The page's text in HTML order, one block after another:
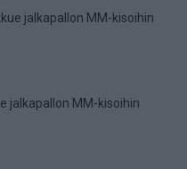
jalkapallon MM-kisoihin
jalkapallon MM-kisoihin